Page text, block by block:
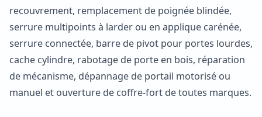
recouvrement, remplacement de poignée blindée,
serrure multipoints à larder ou en applique carénée,
serrure connectée, barre de pivot pour portes lourdes,
cache cylindre, rabotage de porte en bois, réparation
de mécanisme, dépannage de portail motorisé ou
manuel et ouverture de coffre-fort de toutes marques.